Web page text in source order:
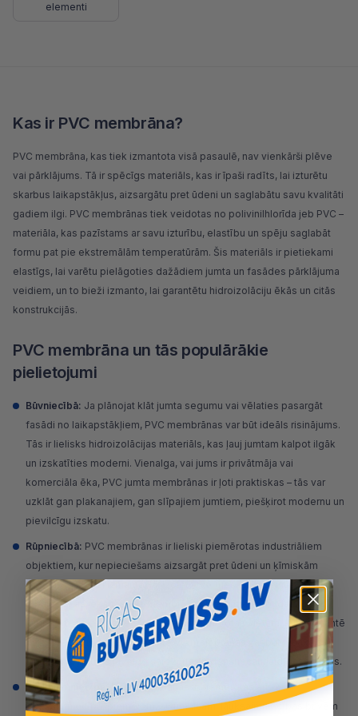
elementi
Kas ir PVC membrāna?
PVC membrāna, kas tiek izmantota visā pasaulē, nav vienkārši plēve
vai pārklājums. Tā ir spēcīgs materiāls, kas ir īpaši radīts, lai izturētu
skarbus laikapstākļus, aizsargātu pret ūdeni un saglabātu savu kvalitāti
gadiem ilgi. PVC membrānas tiek veidotas no polivinilhlorīda jeb PVC –
materiāla, kas pazīstams ar savu izturību, elastību un spēju saglabāt
formu pat pie ekstremālām temperatūrām. Šis materiāls ir pietiekami
elastīgs, lai varētu pielāgoties dažādiem jumta un fasādes pārklājuma
veidiem, un to bieži izmanto, lai garantētu hidroizolāciju ēkās un citās
konstrukcijās.
PVC membrāna un tās populārākie
pielietojumi
Būvniecībā: Ja plānojat klāt jumta segumu vai vēlaties pasargāt
fasādi no laikapstākļiem, PVC membrānas var būt ideāls risinājums.
Tās ir lielisks hidroizolācijas materiāls, kas ļauj jumtam kalpot ilgāk
un izskatīties moderni. Vienalga, vai jums ir privātmāja vai
komerciāla ēka, PVC jumta membrānas ir ļoti praktiskas – tās var
uzklāt gan plakanajiem, gan slīpajiem jumtiem, piešķirot modernu un
pievilcīgu izskatu.
Rūpniecībā: PVC membrānas ir lieliski piemērotas industriāliem
objektiem, kur nepieciešams aizsargāt pret ūdeni un ķīmiskām
vielām. Tās bieži izmanto, lai izolētu tvertnes un baseinus, kā arī
rūpnieciskās iekārtas. Šīs membrānas ir izturīgas pret dažādām
ķīmiskām vielām, tāpēc tās ir ideāli piemērotas vietām, kur jāgarantē
drošība un ilgtspējība. Turklāt PVC membrānas var būt labākais
risinājums, ja jums jāveido sarežģītas, ūdensnecaurlaidīgas formas.
Lauksaimniecībā: PVC membrānas ir piemērotas arī
lauksaimniecībā, piemēram,
siltumnīcām, lauksaimniecības būvēm